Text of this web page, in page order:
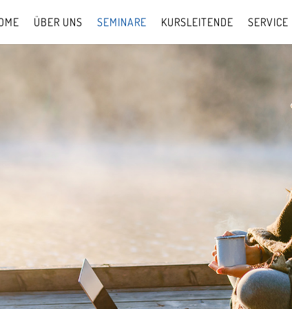
ÜBER UNS SEMINARE KURSLEITENDE SERVICE